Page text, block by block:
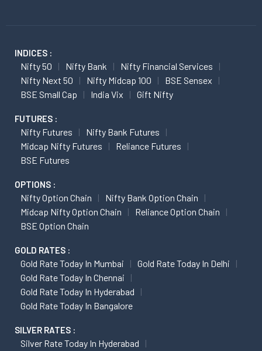
INDICES :
Nifty 50 Nifty Bank
Nifty Financial Services
Nifty Next 50
Nifty Midcap 100
BSE Sensex
BSE Small Cap
India Vix Gift Nifty
FUTURES :
Nifty Futures
Nifty Bank Futures
Midcap Nifty Futures
Reliance Futures
BSE Futures
OPTIONS :
Nifty Option Chain
Nifty Bank Option Chain
Midcap Nifty Option Chain
Reliance Option Chain
BSE Option Chain
GOLD RATES :
Gold Rate Today In Mumbai
Gold Rate Today In Delhi
Gold Rate Today In Chennai
Gold Rate Today In Hyderabad
Gold Rate Today In Bangalore
SILVER RATES :
Silver Rate Today In Hyderabad